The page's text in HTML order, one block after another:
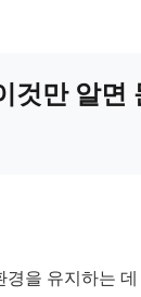
것만 알면
을 유지하는